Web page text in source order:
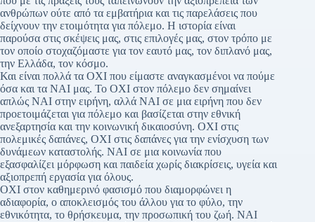
ανθρώπων ούτε από τα εμβατήρια και τις παρελάσεις που
δείχνουν την ετοιμότητα για πόλεμο. Η ιστορία είναι
παρούσα στις σκέψεις μας, στις επιλογές μας, στον τρόπο με
τον οποίο στοχαζόμαστε για τον εαυτό μας, τον διπλανό μας,
την Ελλάδα, τον κόσμο.
Και είναι πολλά τα ΟΧΙ που είμαστε αναγκασμένοι να πούμε
όσα και τα ΝΑΙ μας. Το ΟΧΙ στον πόλεμο δεν σημαίνει
απλώς ΝΑΙ στην ειρήνη, αλλά ΝΑΙ σε μια ειρήνη που δεν
προετοιμάζεται για πόλεμο και βασίζεται στην εθνική
ανεξαρτησία και την κοινωνική δικαιοσύνη. ΟΧΙ στις
πολεμικές δαπάνες, ΟΧΙ στις δαπάνες για την ενίσχυση των
δυνάμεων καταστολής. ΝΑΙ σε μια κοινωνία που
εξασφαλίζει μόρφωση και παιδεία χωρίς διακρίσεις, υγεία και
αξιοπρεπή εργασία για όλους.
ΟΧΙ στον καθημερινό φασισμό που διαμορφώνει η
αδιαφορία, ο αποκλεισμός του άλλου για το φύλο, την
εθνικότητα, το θρήσκευμα, την προσωπική του ζωή. ΝΑΙ